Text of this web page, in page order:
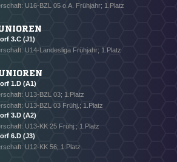
U16-BZL 05 o.A. Frühjahr; 1.Platz
3.C (J1)
U14-Landesliga Frühjahr; 1.Platz
1.D (A1)
U13-BZL 03; 1.Platz
U13-BZL 03 Frühj.; 1.Platz
3.D (A2)
U13-KK 25 Frühj.; 1.Platz
6.D (J3)
U12-KK 56; 1.Platz